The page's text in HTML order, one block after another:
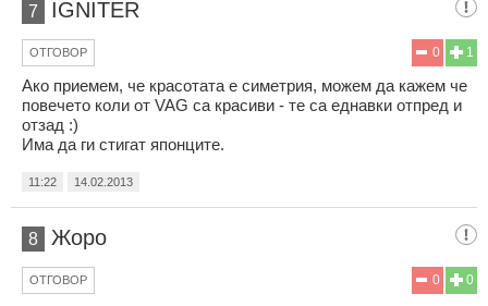
7 IGNITER
1
0
ОТГОВОР
Ако приемем, че красотата е симетрия, можем да кажем че
повечето коли от VAG са красиви - те са еднавки отпред и
отзад :)
Има да ги стигат японците.
11:22 14.02.2013
8 Жоро
0
0
ОТГОВОР